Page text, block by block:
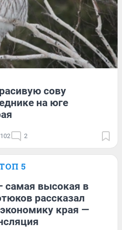
сову
на юге
2
5
самая высокая в
рассказал
края —